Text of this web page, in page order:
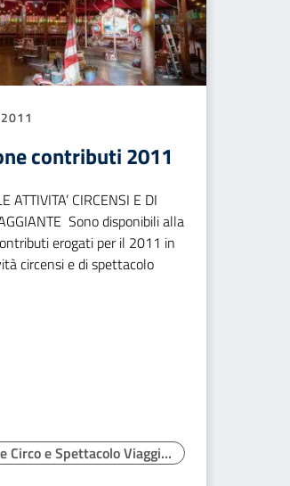
contributi 2011
ATTIVITA’ CIRCENSI E DI
Sono disponibili alla
erogati per il 2011 in
circensi e di spettacolo
Archivio Notizie Circo e Spettacolo Viaggiante